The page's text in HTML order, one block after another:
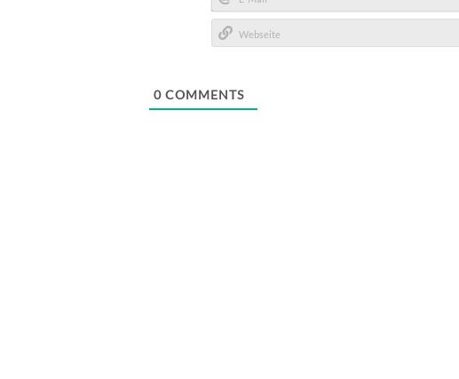
E-
Mail*
0 COMMENTS